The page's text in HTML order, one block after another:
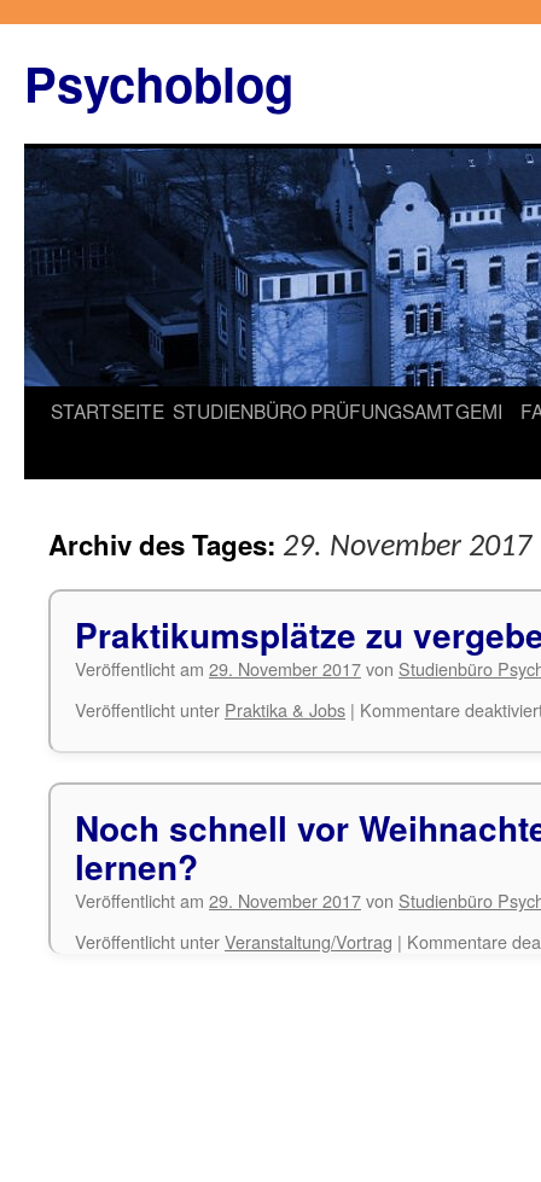
springen
Psychoblog
STARTSEITE STUDIENBÜROPRÜFUNGSAMTGEMI
Archiv des Tages: 29. November 2017
Praktikumsplätze zu
Veröffentlicht am 29. November 2017von Studienbüro
Veröffentlicht unter Praktika & Jobs | Kommentare
Noch schnell vor
lernen?
Veröffentlicht am 29. November 2017von Studienbüro
Veröffentlicht unterVeranstaltung/Vortrag | Kommentare